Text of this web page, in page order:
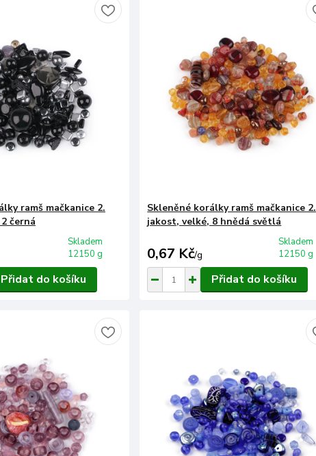
ramš mačkanice 2.
černá
Skladem
12150 g
Přidat do košíku
Skleněné korálky ramš mačkanice 2.
jakost, velké, 8 hnědá světlá
0,67 Kč/g
Skladem
12150 g
Přidat do košíku